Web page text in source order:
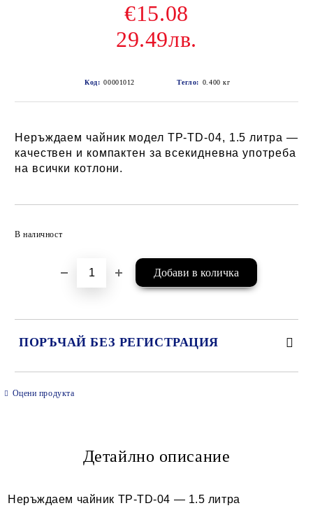
€15.08
29.49лв.
Код: 00001012 Тегло: 0.400 кг
Неръждаем чайник модел TP-TD-04, 1.5 литра —
качествен и компактен за всекидневна употреба
на всички котлони.
В наличност
ПОРЪЧАЙ БЕЗ РЕГИСТРАЦИЯ
Ние ще се свържем с вас в рамките на работния ден.
Оцени продукта
Детайлно описание
Неръждаем чайник TP-TD-04 — 1.5 литра